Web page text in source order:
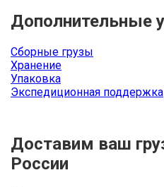
Дополнительные
Сборные грузы
Хранение
Упаковка
Экспедиционная поддержка
Доставим ваш
России